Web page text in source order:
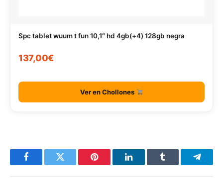
Spc tablet wuum t fun 10,1″ hd 4gb(+4) 128gb negra
137,00€
Ver en Chollones
FacebookTwitter Pinterest LinkedInTumblr